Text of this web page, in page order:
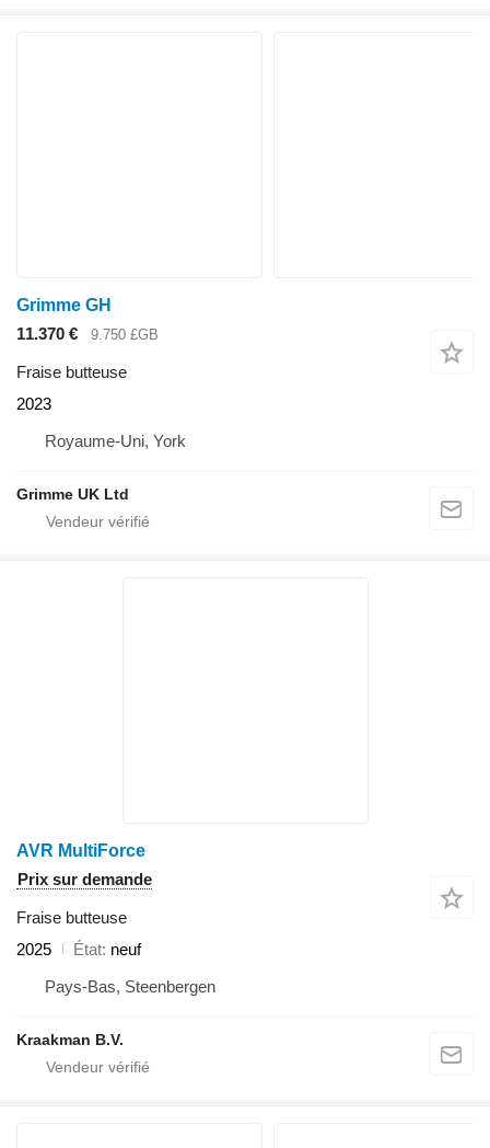
Grimme GH
11.370 €
9.750 £GB
Fraise butteuse
2023
Royaume-Uni, York
Grimme UK Ltd
AVR MultiForce
Prix sur demande
Fraise butteuse
2025
État neuf
Pays-Bas, Steenbergen
Kraakman B.V.